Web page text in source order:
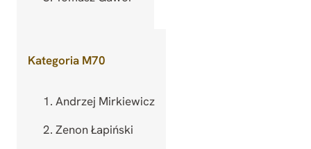
Kategoria M70
Andrzej Mirkiewicz
Zenon Łapiński